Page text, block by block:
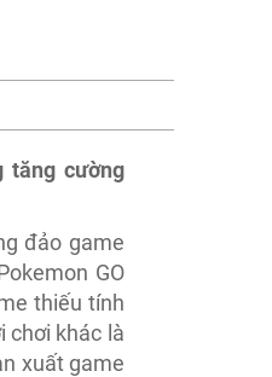
tăng cường
đảo game
GO
thiếu tính
chơi khác là
xuất game